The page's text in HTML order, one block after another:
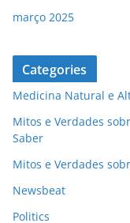
março 2025
Categories
Medicina Natural e
Mitos e Verdades
Saber
Mitos e Verdades
Newsbeat
Politics